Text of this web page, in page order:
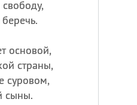
основой,
страны,
суровом,
сыны.